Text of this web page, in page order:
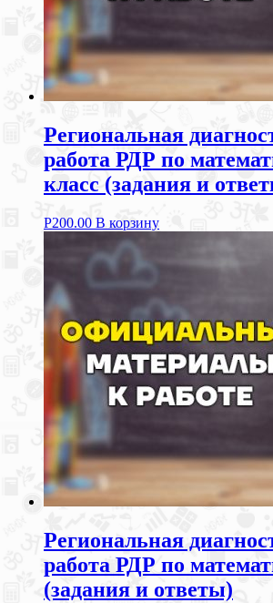
Региональная
работа РДР по
класс (задания и
Р200.00 В корзину
Региональная
работа РДР по
(задания и ответы)